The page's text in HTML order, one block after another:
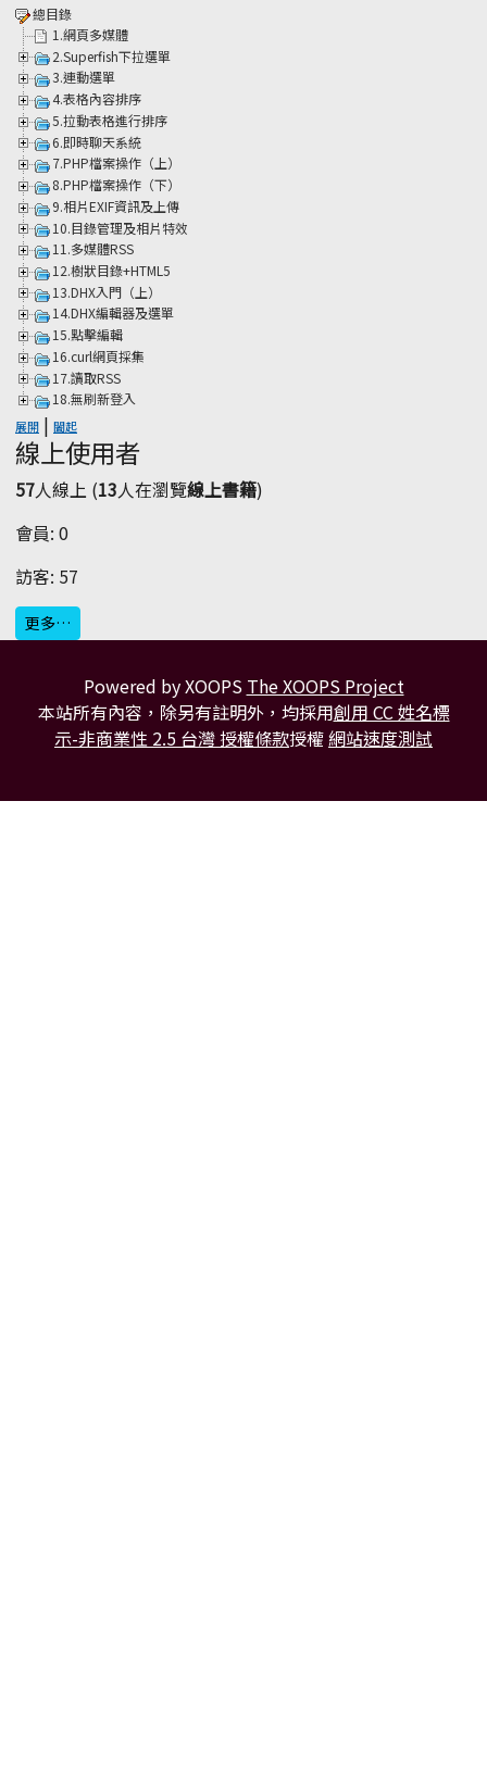
總目錄
1.網頁多媒體
2.Superfish下拉選單
3.連動選單
4.表格內容排序
5.拉動表格進行排序
6.即時聊天系統
7.PHP檔案操作（上）
8.PHP檔案操作（下）
9.相片EXIF資訊及上傳
10.目錄管理及相片特效
11.多媒體RSS
12.樹狀目錄+HTML5
13.DHX入門（上）
14.DHX編輯器及選單
15.點擊編輯
16.curl網頁採集
17.讀取RSS
18.無刷新登入
展開 | 闔起
線上使用者
57人線上 (13人在瀏覽線上書籍)
會員: 0
訪客: 57
更多…
Powered by XOOPS The XOOPS Project
本站所有內容，除另有註明外，均採用創用 CC 姓名標
示-非商業性 2.5 台灣 授權條款授權網站速度測試